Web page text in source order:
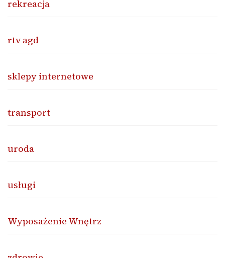
rekreacja
rtv agd
sklepy internetowe
transport
uroda
usługi
Wyposażenie Wnętrz